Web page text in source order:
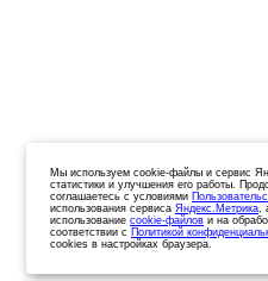
Мы используем cookie-файлы и сервис
статистики и улучшения его работы.
соглашаетесь с условиями
использования сервиса Яндекс.Метрика,
использование cookie-файлов и на
соответствии с Политикой
cookies в настройках браузера.